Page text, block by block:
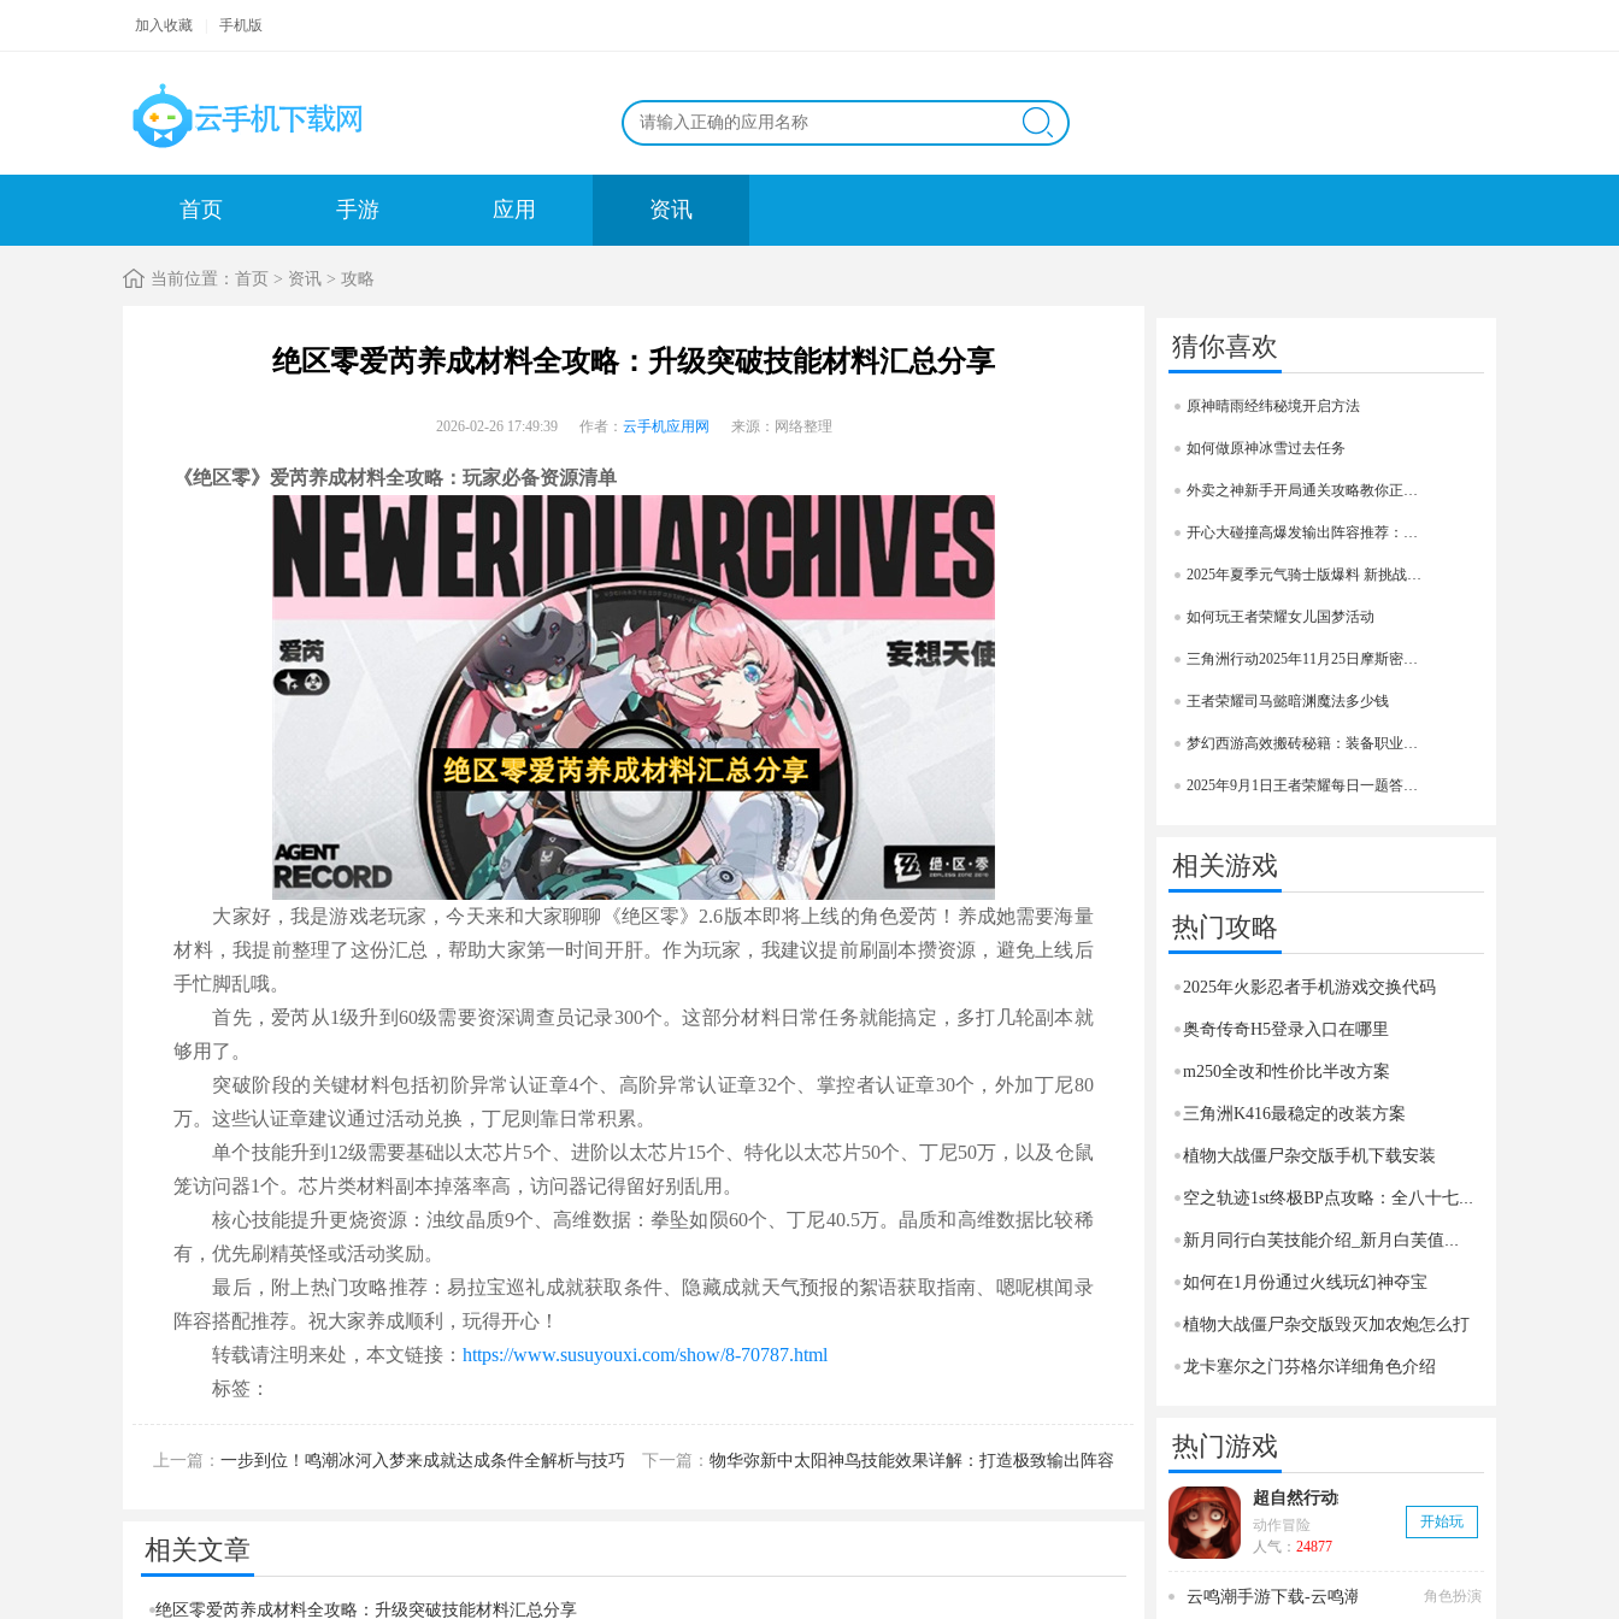
加入收藏 手机版
首页 手游 应用 资讯
当前位置： 首页 > 资讯 > 攻略
绝区零爱芮养成材料全攻略：升级突破技能材料汇总分享
2026-02-26 17:49:39 作者： 云手机应用网 来源：网络整理
《绝区零》爱芮养成材料全攻略：玩家必备资源清单
大家好，我是游戏老玩家，今天来和大家聊聊《绝区零》2.6版本即将上线的角色爱芮！养成她需要海量
材料，我提前整理了这份汇总，帮助大家第一时间开肝。作为玩家，我建议提前刷副本攒资源，避免上线后
手忙脚乱哦。
首先，爱芮从1级升到60级需要资深调查员记录300个。这部分材料日常任务就能搞定，多打几轮副本就
够用了。
突破阶段的关键材料包括初阶异常认证章4个、高阶异常认证章32个、掌控者认证章30个，外加丁尼80
万。这些认证章建议通过活动兑换，丁尼则靠日常积累。
单个技能升到12级需要基础以太芯片5个、进阶以太芯片15个、特化以太芯片50个、丁尼50万，以及仓鼠
笼访问器1个。芯片类材料副本掉落率高，访问器记得留好别乱用。
核心技能提升更烧资源：浊纹晶质9个、高维数据：拳坠如陨60个、丁尼40.5万。晶质和高维数据比较稀
有，优先刷精英怪或活动奖励。
最后，附上热门攻略推荐：易拉宝巡礼成就获取条件、隐藏成就天气预报的絮语获取指南、嗯呢棋闻录
阵容搭配推荐。祝大家养成顺利，玩得开心！
转载请注明来处，本文链接：https://www.susuyouxi.com/show/8-70787.html
标签：
上一篇：一步到位！鸣潮冰河入梦来成就达成条件全解析与技巧
下一篇： 物华弥新中太阳神鸟技能效果详解：打造极致输出阵容
相关文章
绝区零爱芮养成材料全攻略：升级突破技能材料汇总分享
猜你喜欢
原神晴雨经纬秘境开启方法
如何做原神冰雪过去任务
外卖之神新手开局通关攻略教你正确经营快速发展赚大钱
开心大碰撞高爆发输出阵容推荐：两套实战强力组合解析
2025年夏季元气骑士版爆料 新挑战因素
如何玩王者荣耀女儿国梦活动
三角洲行动2025年11月25日摩斯密码门位置详解
王者荣耀司马懿暗渊魔法多少钱
梦幻西游高效搬砖秘籍：装备职业避坑全攻略详解
2025年9月1日王者荣耀每日一题答案速看
相关游戏
热门攻略
2025年火影忍者手机游戏交换代码
奥奇传奇H5登录入口在哪里
m250全改和性价比半改方案
三角洲K416最稳定的改装方案
植物大战僵尸杂交版手机下载安装
空之轨迹1st终极BP点攻略：全八十七任务详解与完美通关
新月同行白芙技能介绍_新月白芙值得培养吗
如何在1月份通过火线玩幻神夺宝
植物大战僵尸杂交版毁灭加农炮怎么打
龙卡塞尔之门芬格尔详细角色介绍
热门游戏
超自然行动组官方正版下载_v1.14.21
动作冒险
人气： 24877
开始玩
云鸣潮手游下载-云鸣潮官服下载角色扮演